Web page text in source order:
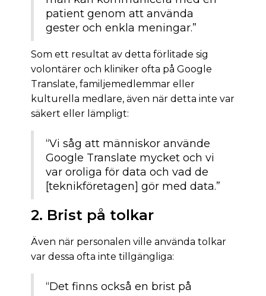
patient genom att använda
gester och enkla meningar.”
Som ett resultat av detta förlitade sig
volontärer och kliniker ofta på Google
Translate, familjemedlemmar eller
kulturella medlare, även när detta inte var
säkert eller lämpligt:
“Vi såg att människor använde
Google Translate mycket och vi
var oroliga för data och vad de
[teknikföretagen] gör med data.”
2. Brist på tolkar
Även när personalen ville använda tolkar
var dessa ofta inte tillgängliga:
“Det finns också en brist på